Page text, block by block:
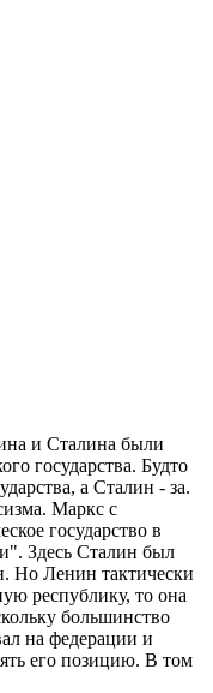
и Сталина были
государства. Будто
а Сталин - за.
Маркс с
государство в
Здесь Сталин был
Но Ленин тактически
республику, то она
большинство
на федерации и
его позицию. В том